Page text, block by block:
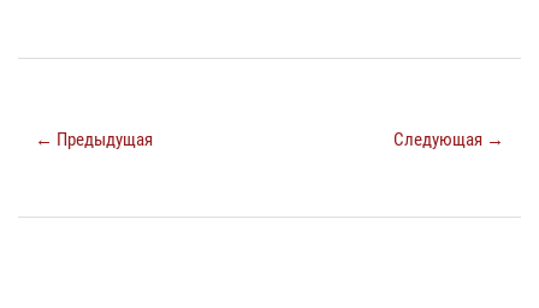
← Предыдущая Следующая →